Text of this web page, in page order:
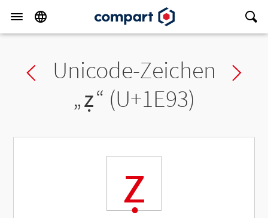
Previous char
Unicode-Zeichen
„ẓ“ (U+1E93)
ẓ